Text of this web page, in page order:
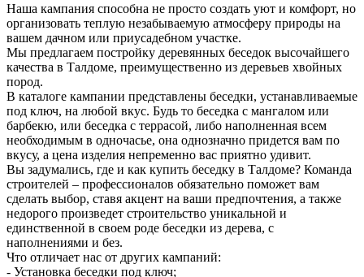
Наша кампания способна не просто создать уют и комфорт, но
организовать теплую незабываемую атмосферу природы на
вашем дачном или приусадебном участке.
Мы предлагаем постройку деревянных беседок высочайшего
качества в Талдоме, преимущественно из деревьев хвойных
пород.
В каталоге кампании представлены беседки, устанавливаемые
под ключ, на любой вкус. Будь то беседка с мангалом или
барбекю, или беседка с террасой, либо наполненная всем
необходимым в одночасье, она однозначно придется вам по
вкусу, а цена изделия непременно вас приятно удивит.
Вы задумались, где и как купить беседку в Талдоме? Команда
строителей – профессионалов обязательно поможет вам
сделать выбор, ставя акцент на ваши предпочтения, а также
недорого произведет строительство уникальной и
единственной в своем роде беседки из дерева, с
наполнениями и без.
Что отличает нас от других кампаний:
- Установка беседки под ключ;